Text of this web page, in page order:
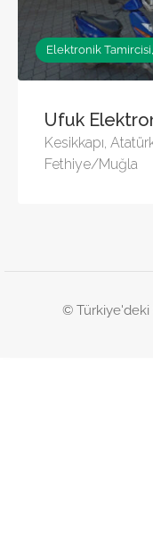
Elektronik
Ufuk
Kesikkapı,
Fethiye/Muğla
© Türkiye'deki